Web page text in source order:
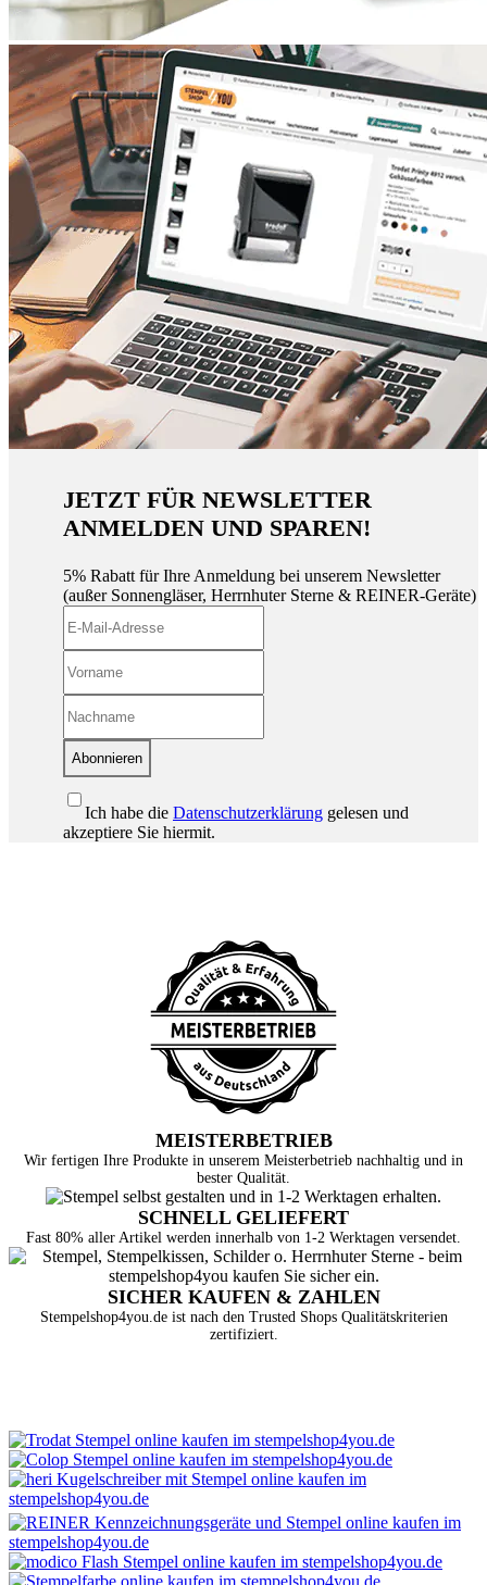
JETZT FÜR NEWSLETTER
ANMELDEN UND SPAREN!
5% Rabatt für Ihre Anmeldung bei unserem Newsletter
(außer Sonnengläser, Herrnhuter Sterne & REINER-Geräte)
Abonnieren
Ich habe die Datenschutzerklärung gelesen und
akzeptiere Sie hiermit.
MEISTERBETRIEB
Wir fertigen Ihre Produkte in unserem Meisterbetrieb nachhaltig und in
bester Qualität.
SCHNELL GELIEFERT
Fast 80% aller Artikel werden innerhalb von 1-2 Werktagen versendet.
SICHER KAUFEN & ZAHLEN
Stempelshop4you.de ist nach den Trusted Shops Qualitätskriterien
zertifiziert.